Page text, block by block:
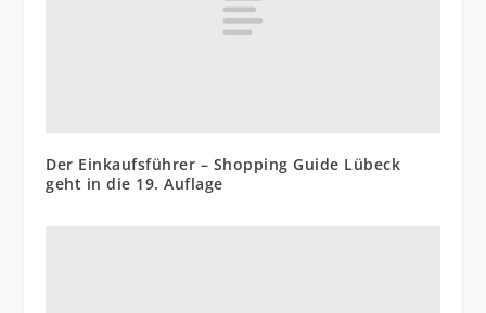
Der Einkaufsführer – Shopping Guide Lübeck
geht in die 19. Auflage